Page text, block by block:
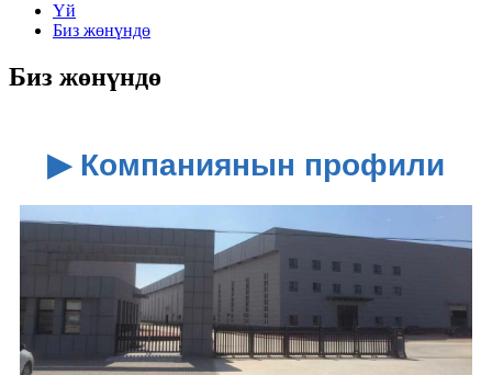
Үй
Биз жөнүндө
Биз жөнүндө
▶ Компаниянын профили